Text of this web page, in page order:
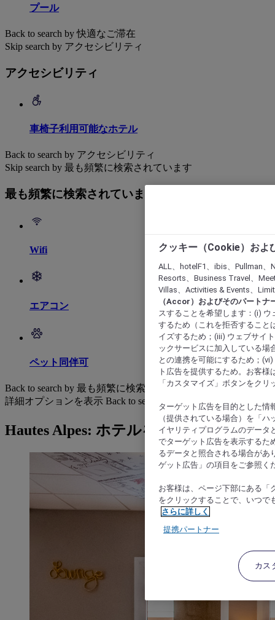
プール
Back to search by 快適なご滞在
Skip search by アクセシビリティ
アクセシビリティ
車椅子利用可能なホテル
Back to search by アクセシビリティ
Skip search by 最も頻繁に検索されています
最も頻繁に検索されています
Wifi
エアコン
ペット同伴可
Back to search by 最も頻繁に検索されています
詳細オプションを表示 Back to search by categories
Hautes Alpes: ホテルを検索する
クッキー（Cookie）およ
ALL、hotelF1、ibis、Pullman
Resorts、Business Travel、
Villas、Activities & Events、
（Accor）およびそのパートナ
スすることを希望します：(i)
するため（これを拒否すること
イズするため；(iii) ウェブサイ
ックサービスに加入している場
との連携を可能にするため；
ト広告を提供するため。お客
「カスタマイズ」ボタンをク
ターゲット広告を目的とした情
（提供されている場合）を「
イヤリティプログラムのデータ
でターゲット広告を表示するた
るデータと照合される場合があ
ゲット広告」の項目をご参照く
お客様は、ページ下部にある「
をクリックすることで、いつで
さらに詳しく
提携パートナー
カス